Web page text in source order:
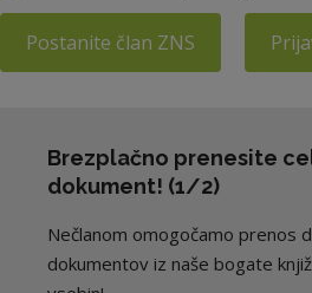
Postanite član ZNS
Brezplačno prenesite
dokument! (1/2)
Nečlanom omogočamo prenos
dokumentov iz naše bogate